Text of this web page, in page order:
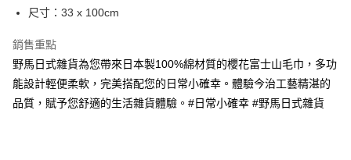
運送方式
全家取貨付款
每筆NT$65，滿NT$999(含以上)免運費
付款後全家取貨
尺寸：33 x 100cm
銷售重點
野馬日式雜貨為您帶來日本製100%綿材質的櫻花富士山毛巾，多功
能設計輕便柔軟，完美搭配您的日常小確幸。體驗今治工藝精湛的
品質，賦予您舒適的生活雜貨體驗。#日常小確幸 #野馬日式雜貨